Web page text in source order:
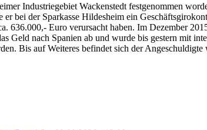
Industriegebiet Wackenstedt festgenommen
er bei der Sparkasse Hildesheim ein
636.000,- Euro verursacht haben. Im Dezember
Geld nach Spanien ab und wurde bis gestern mit
Bis auf Weiteres befindet sich der